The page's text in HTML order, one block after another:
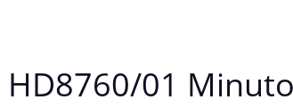
HD8760/01